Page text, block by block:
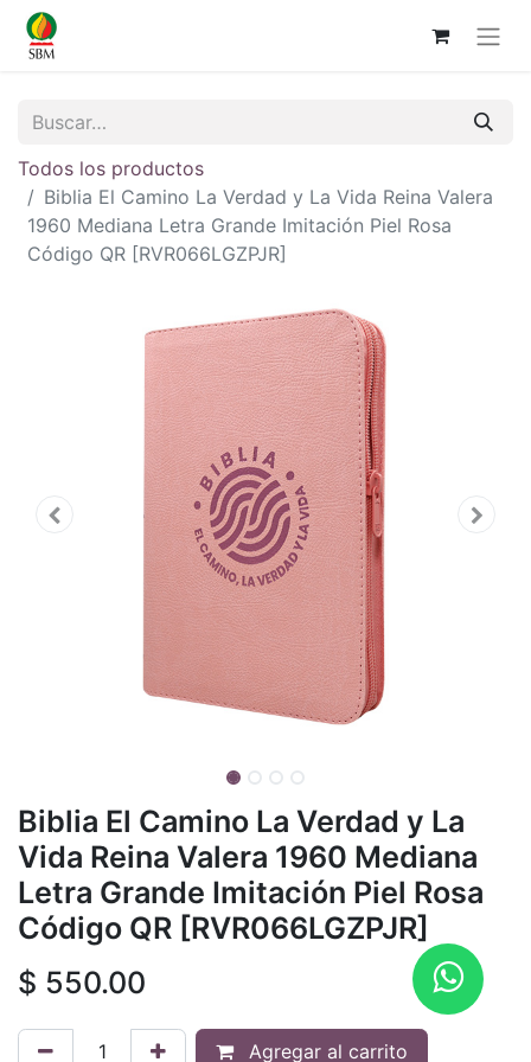
Todos los productos
Biblia El Camino La Verdad y La Vida Reina Valera
1960 Mediana Letra Grande Imitación Piel Rosa
Código QR [RVR066LGZPJR]
Biblia El Camino La Verdad y La
Vida Reina Valera 1960 Mediana
Letra Grande Imitación Piel Rosa
Código QR [RVR066LGZPJR]
$ 550.00
Agregar al carrito